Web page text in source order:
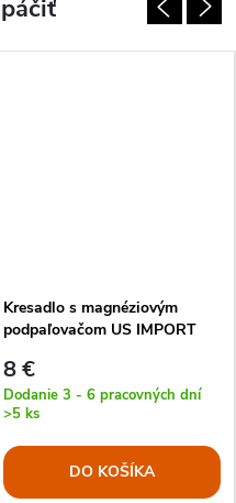
Kresadlo s magnéziovým
podpaľovačom US IMPORT
8 €
Dodanie 3 - 6 pracovných dní
>5 ks
DO KOŠÍKA